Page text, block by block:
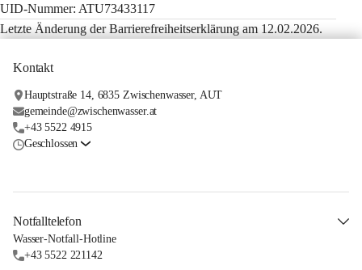
UID-Nummer: ATU73433117
Letzte Änderung der Barrierefreiheitserklärung am 12.02.2026.
Kontakt
Hauptstraße 14, 6835 Zwischenwasser, AUT
gemeinde@zwischenwasser.at
+43 5522 4915
Geschlossen
Notfalltelefon
Wasser-Notfall-Hotline
+43 5522 221142